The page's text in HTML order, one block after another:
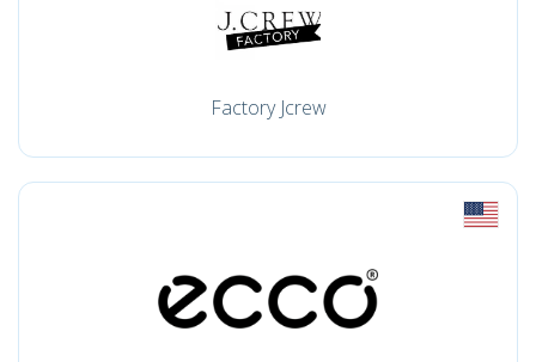
Factory Jcrew